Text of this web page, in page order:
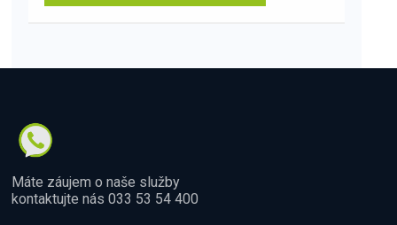
Máte záujem o naše služby
kontaktujte nás 033 53 54 400